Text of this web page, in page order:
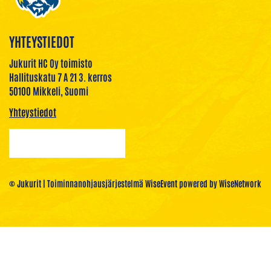
YHTEYSTIEDOT
Jukurit HC Oy toimisto
Hallituskatu 7 A 21 3. kerros
50100 Mikkeli, Suomi
Yhteystiedot
© Jukurit | Toiminnanohjausjärjestelmä WiseEventpowered byWiseNetwork